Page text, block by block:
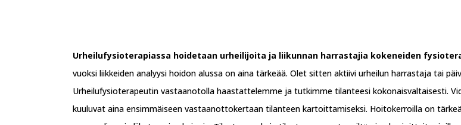
Urheilufysioterapiassa hoidetaan urheilijoita ja liikunnan harrastajia kokeneiden
vuoksi liikkeiden analyysi hoidon alussa on aina tärkeää. Olet sitten aktiivi urheilun harrastaja tai
Urheilufysioterapeutin vastaanotolla haastattelemme ja tutkimme tilanteesi kokonaisvaltaisesti.
kuuluvat aina ensimmäiseen vastaanottokertaan tilanteen kartoittamiseksi. Hoitokerroilla on